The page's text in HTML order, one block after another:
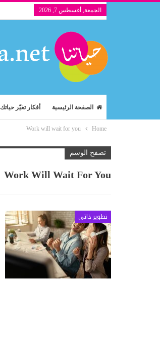
الجمعة, أغسطس 7, 2026
الصفحة الرئيسية أفكار تغيّر حياتك
Home
Work will wait for you
تصفح الوسم
Work Will Wait For You
تطوير ذاتي